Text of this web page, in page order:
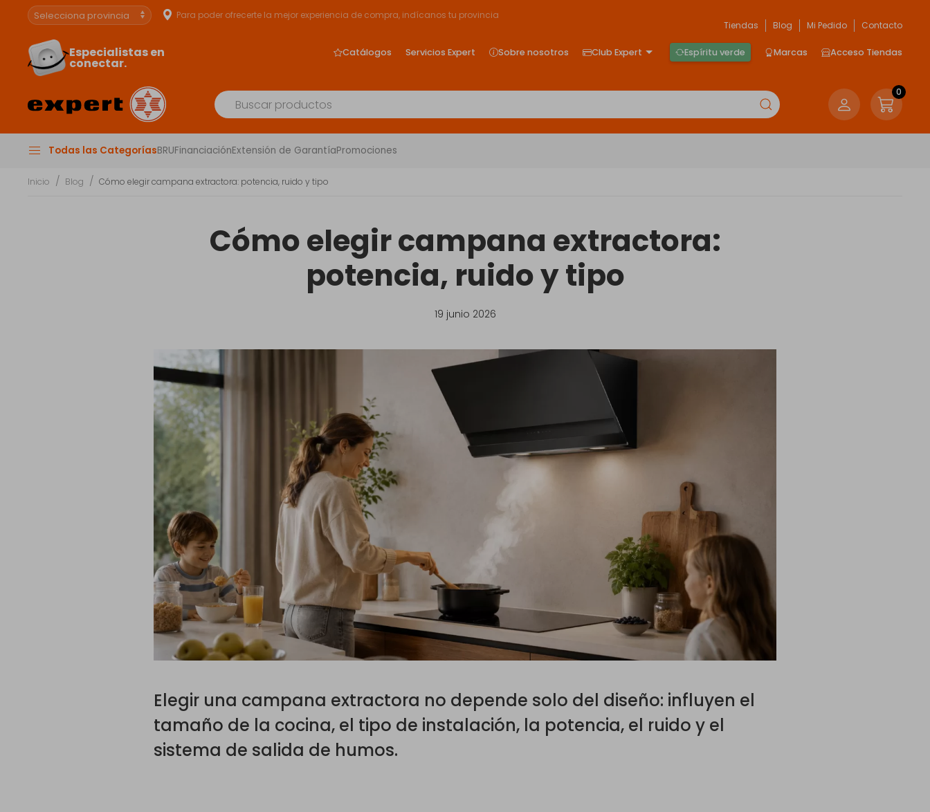
Para poder ofrecerte la mejor experiencia de compra, indícanos tu provincia
Tiendas
Blog Mi Pedido Contacto
Especialistas en
conectar.
Catálogos Servicios Expert Sobre nosotros Club Expert Espíritu verde Marcas Acceso Tiendas
0
Todas las CategoríasBRUFinanciaciónExtensión de GarantíaPromociones
Inicio Blog Cómo elegir campana extractora: potencia, ruido y tipo
Cómo elegir campana extractora:
potencia, ruido y tipo
19 junio 2026
Elegir una campana extractora no depende solo del diseño: influyen el
tamaño de la cocina, el tipo de instalación, la potencia, el ruido y el
sistema de salida de humos.